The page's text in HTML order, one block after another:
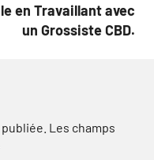
en Travaillant avec
un Grossiste CBD.
Les champs